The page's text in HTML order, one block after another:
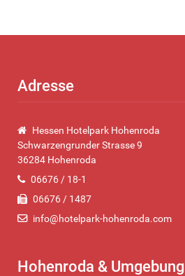
Adresse
Hessen Hotelpark Hohenroda
Schwarzengrunder Strasse 9
36284 Hohenroda
06676 / 18-1
06676 / 1487
info@hotelpark-hohenroda.com
Hohenroda & Umgebung